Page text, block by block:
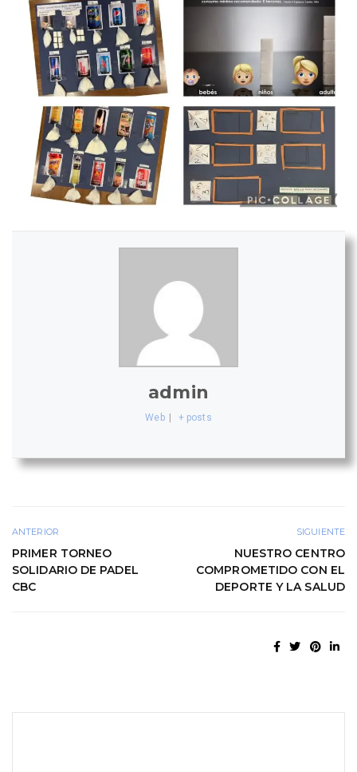
admin
Web + posts
ANTERIOR
PRIMER TORNEO
SOLIDARIO DE PADEL
CBC
SIGUIENTE
NUESTRO CENTRO
COMPROMETIDO CON EL
DEPORTE Y LA SALUD